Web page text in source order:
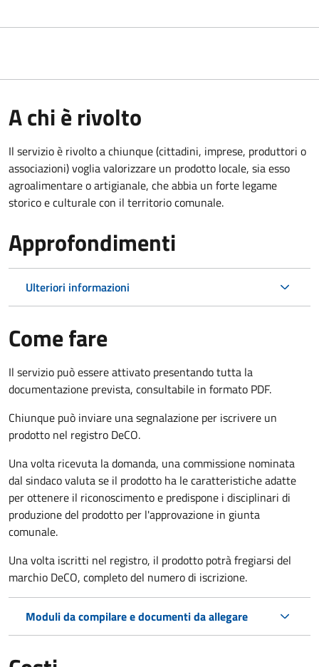
A chi è rivolto
Il servizio è rivolto a chiunque (cittadini, imprese, produttori o
associazioni) voglia valorizzare un prodotto locale, sia esso
agroalimentare o artigianale, che abbia un forte legame
storico e culturale con il territorio comunale.
Approfondimenti
Ulteriori informazioni
Come fare
Il servizio può essere attivato presentando tutta la
documentazione prevista, consultabile in formato PDF.
Chiunque può inviare una segnalazione per iscrivere un
prodotto nel registro DeCO.
Una volta ricevuta la domanda, una commissione nominata
dal sindaco valuta se il prodotto ha le caratteristiche adatte
per ottenere il riconoscimento e predispone i disciplinari di
produzione del prodotto per l'approvazione in giunta
comunale.
Una volta iscritti nel registro, il prodotto potrà fregiarsi del
marchio DeCO, completo del numero di iscrizione.
Moduli da compilare e documenti da allegare